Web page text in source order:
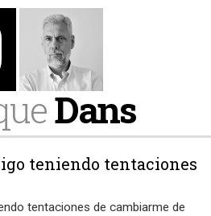
Dans
teniendo tentaciones
tentaciones de cambiarme de